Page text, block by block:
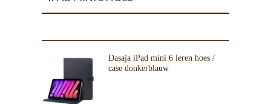
Dasaja iPad mini 6 leren hoes /
case donkerblauw